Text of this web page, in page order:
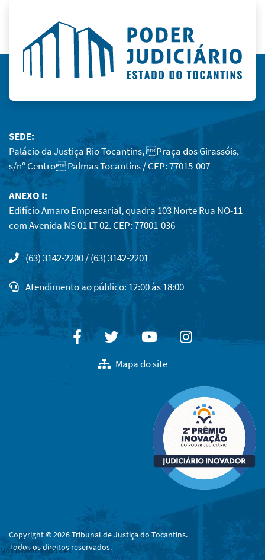
SEDE:
Palácio da Justiça Rio Tocantins, Praça dos Girassóis,
s/nº Centro Palmas Tocantins / CEP: 77015-007
ANEXO I:
Edifício Amaro Empresarial, quadra 103 Norte Rua NO-11
com Avenida NS 01 LT 02. CEP: 77001-036
(63) 3142-2200 / (63) 3142-2201
Atendimento ao público: 12:00 às 18:00
FacebookTwitterYoutubeInstagram
Mapa do site
Copyright © 2026 Tribunal de Justiça do Tocantins.
Todos os direitos reservados.
Nós usamos cookies